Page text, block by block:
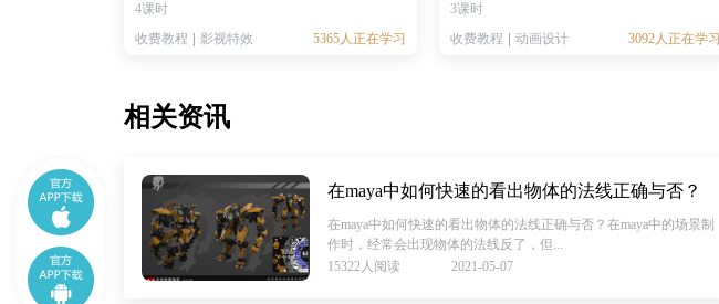
4课时
收费教程
影视特效 5365人正在学习
3课时
收费教程
动画设计 3092人正在学习
相关资讯
在maya中如何快速的看出物体的法线正确与否？
在maya中如何快速的看出物体的法线正确与否？在maya中的场景制
作时，经常会出现物体的法线反了，但...
15322人阅读
2021-05-07